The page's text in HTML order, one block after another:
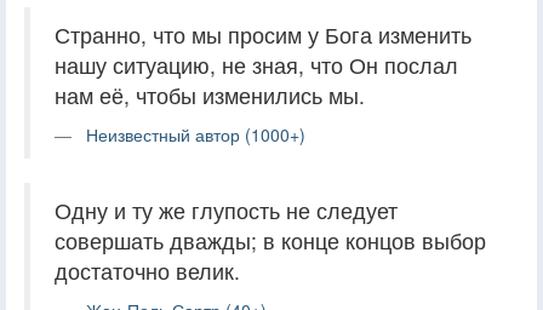
Странно, что мы просим у Бога изменить
нашу ситуацию, не зная, что Он послал
нам её, чтобы изменились мы.
Неизвестный автор (1000+)
Одну и ту же глупость не следует
совершать дважды; в конце концов выбор
достаточно велик.